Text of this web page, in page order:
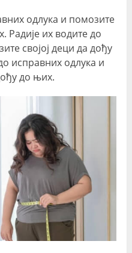
одлука и помозите
Радије их водите до
својој деци да дођу
исправних одлука и
до њих.